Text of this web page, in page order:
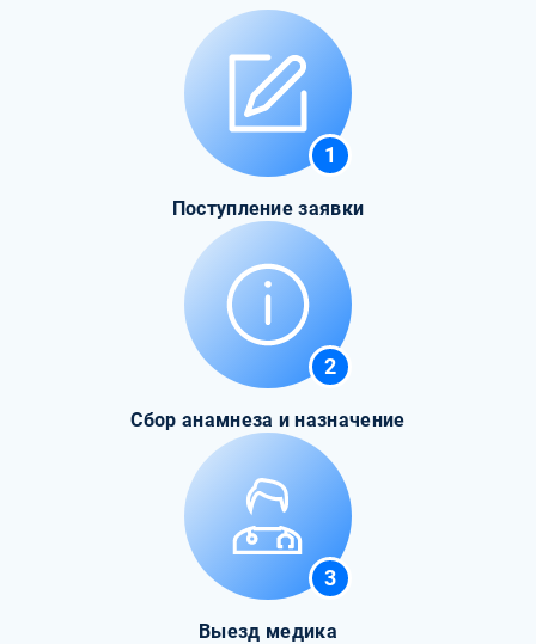
1
Поступление заявки
2
Сбор анамнеза и назначение
3
Выезд медика